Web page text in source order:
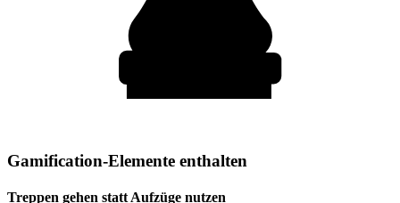
Gamification-Elemente enthalten
Treppen gehen statt Aufzüge nutzen